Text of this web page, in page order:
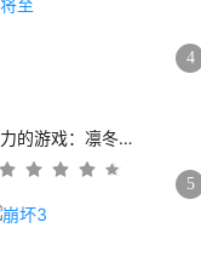
权力的游戏：凛冬将至
4
5